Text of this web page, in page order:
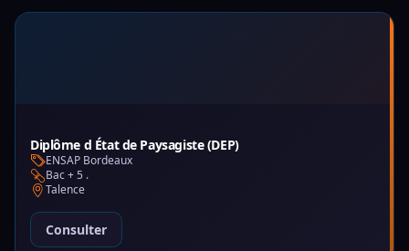
Diplôme d État de Paysagiste (DEP)
ENSAP Bordeaux
Bac + 5 .
Talence
Consulter